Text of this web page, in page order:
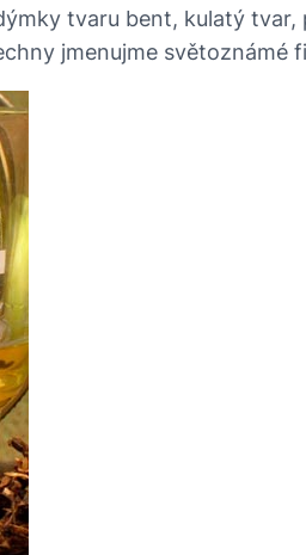
tvaru bent, kulatý
jmenujme světoznámé